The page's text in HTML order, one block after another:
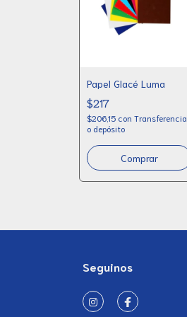
Papel Glacé Luma
$217
$206,15 con Transferencia
o depósito
Comprar
Seguinos